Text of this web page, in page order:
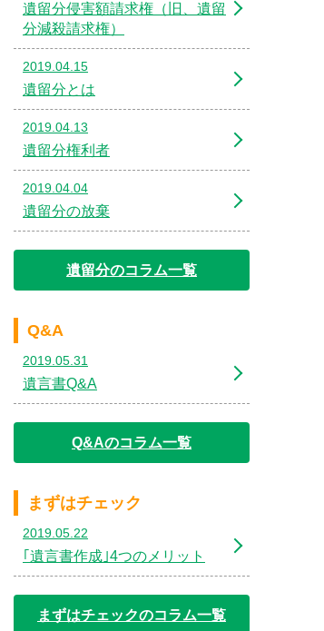
遺留分侵害額請求権（旧、遺留
分減殺請求権）
2019.04.15
遺留分とは
2019.04.13
遺留分権利者
2019.04.04
遺留分の放棄
遺留分のコラム一覧
Q&A
2019.05.31
遺言書Q&A
Q&Aのコラム一覧
まずはチェック
2019.05.22
｢遺言書作成｣4つのメリット
まずはチェックのコラム一覧